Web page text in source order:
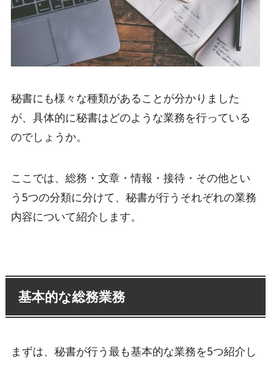
秘書にも様々な種類があることが分かりました
が、具体的に秘書はどのような業務を行っている
のでしょうか。
ここでは、総務・文章・情報・接待・その他とい
う5つの分類に分けて、秘書が行うそれぞれの業務
内容について紹介します。
基本的な総務業務
まずは、秘書が行う最も基本的な業務を5つ紹介し